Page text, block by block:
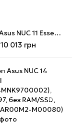
Неттоп Asus NUC 11 Essential Kit NUC11ATKPE, Black, N6005, WiFi, DOS (90AB1ATK-MB1100)
10 013 грн